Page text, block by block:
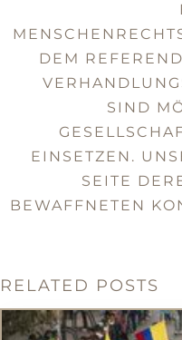
DEM
SIND
EINSETZEN.
SEITE
BEWAFFNETEN
RELATED POSTS